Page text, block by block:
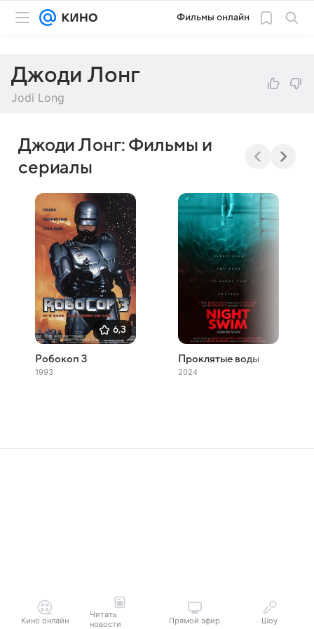
Фильмы онлайн
Джоди Лонг
Jodi Long
Джоди Лонг: Фильмы и
сериалы
6,3
Робокоп 3
1993
Проклятые воды
2024
Кино онлайн
Читать
новости
Прямой эфир Шоу